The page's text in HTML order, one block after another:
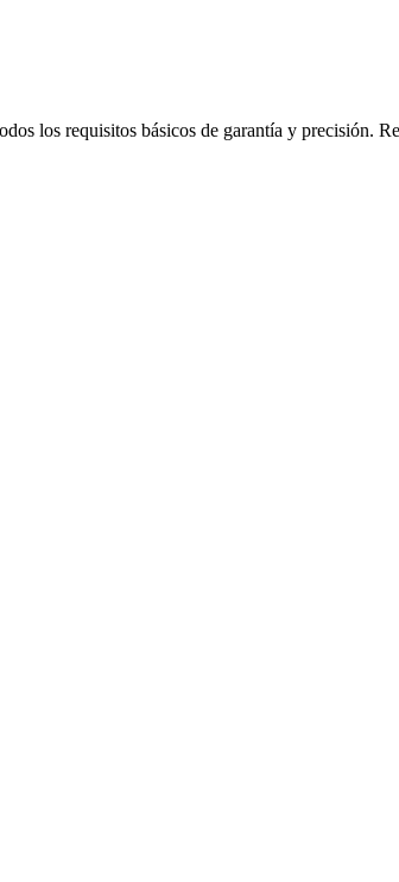
los requisitos básicos de garantía y precisión.